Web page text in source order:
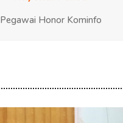
Pegawai Honor Kominfo